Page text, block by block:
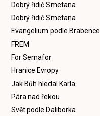
Dobrý řidič Smetana
Dobrý řidič Smetana
Evangelium podle Brabence
FREM
For Semafor
Hranice Evropy
Jak Bůh hledal Karla
Pára nad řekou
Svět podle Daliborka